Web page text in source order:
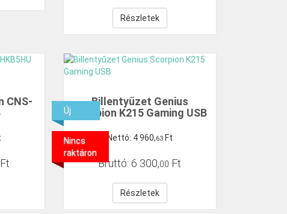
Részletek
CNS-
Ft
Billentyűzet Genius
Scorpion K215 Gaming USB
Nettó: 4960,63 Ft
Bruttó: 6 300,00 Ft
Részletek
Új
Nincs
raktáron